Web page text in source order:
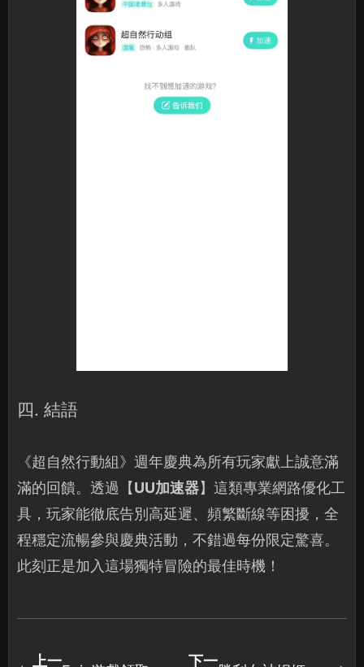
四. 結語
《超自然行動組》週年慶典為所有玩家獻上誠意滿
滿的回饋。透過【UU加速器】這類專業網路優化工
具，玩家能徹底告別高延遲、頻繁斷線等困擾，全
程穩定流暢參與慶典活動，不錯過每份限定驚喜。
此刻正是加入這場獨特冒險的最佳時機！
上一 下一